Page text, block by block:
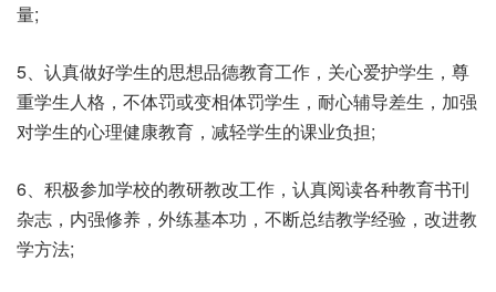
量;
5、认真做好学生的思想品德教育工作，关心爱护学生，尊
重学生人格，不体罚或变相体罚学生，耐心辅导差生，加强
对学生的心理健康教育，减轻学生的课业负担;
6、积极参加学校的教研教改工作，认真阅读各种教育书刊
杂志，内强修养，外练基本功，不断总结教学经验，改进教
学方法;